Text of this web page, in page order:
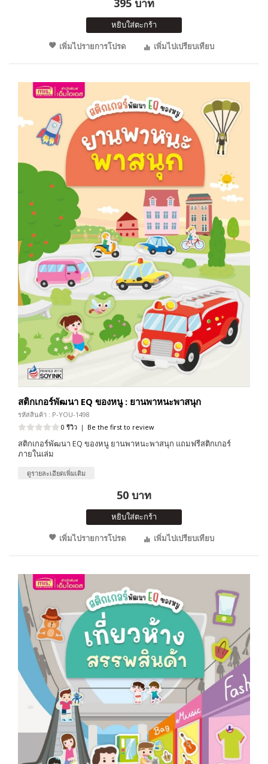
395 บาท
หยิบใส่ตะกร้า
เพิ่มไปรายการโปรด
เพิ่มไปเปรียบเทียบ
สติกเกอร์พัฒนา EQ ของหนู : ยานพาหนะพาสนุก
รหัสสินค้า : P-YOU-1498
0 รีวิว | Be the first to review
สติกเกอร์พัฒนา EQ ของหนู ยานพาหนะพาสนุก แถมฟรีสติกเกอร์
ภายในเล่ม
ดูรายละเอียดเพิ่มเติม
50 บาท
หยิบใส่ตะกร้า
เพิ่มไปรายการโปรด
เพิ่มไปเปรียบเทียบ